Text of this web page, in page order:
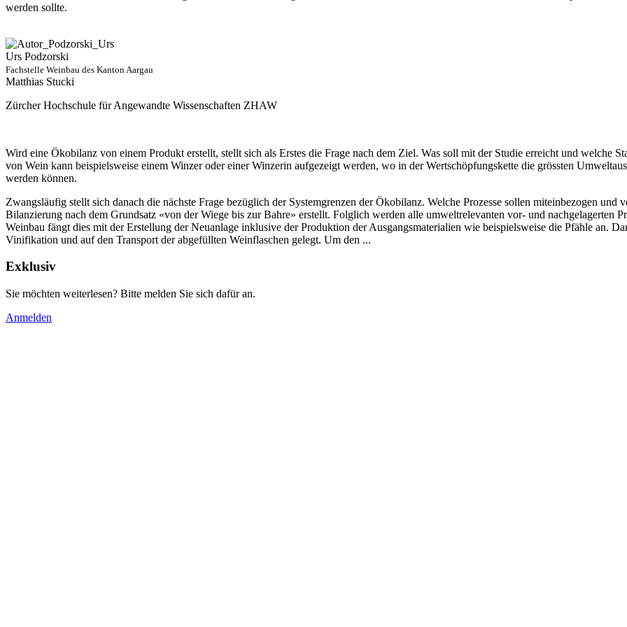
werden sollte.
Urs Podzorski
Fachstelle Weinbau des Kanton Aargau
Matthias Stucki
Zürcher Hochschule für Angewandte Wissenschaften ZHAW
Wird eine Ökobilanz von einem Produkt erstellt, stellt sich als Erstes die Frage nach dem Ziel. Was soll mit der Studie erreicht und welche
von Wein kann beispielsweise einem Winzer oder einer Winzerin aufgezeigt werden, wo in der Wertschöpfungskette die grössten
werden können.
Zwangsläufig stellt sich danach die nächste Frage bezüglich der Systemgrenzen der Ökobilanz. Welche Prozesse sollen miteinbezogen
Bilanzierung nach dem Grundsatz «von der Wiege bis zur Bahre» erstellt. Folglich werden alle umweltrelevanten vor- und nachgelagerten
Weinbau fängt dies mit der Erstellung der Neuanlage inklusive der Produktion der Ausgangsmaterialien wie beispielsweise die Pfähle an.
Vinifikation und auf den Transport der abgefüllten Weinflaschen gelegt. Um den ...
Exklusiv
Sie möchten weiterlesen? Bitte melden Sie sich dafür an.
Anmelden